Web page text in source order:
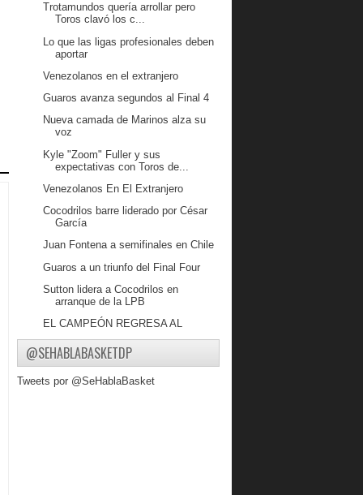
Trotamundos quería arrollar pero
Toros clavó los c...
Lo que las ligas profesionales deben
aportar
Venezolanos en el extranjero
Guaros avanza segundos al Final 4
Nueva camada de Marinos alza su
voz
Kyle "Zoom" Fuller y sus
expectativas con Toros de...
Venezolanos En El Extranjero
Cocodrilos barre liderado por César
García
Juan Fontena a semifinales en Chile
Guaros a un triunfo del Final Four
Sutton lidera a Cocodrilos en
arranque de la LPB
EL CAMPEÓN REGRESA AL
Venezolanos En El Extranjero
Gigantes barre a Marinos en
@SEHABLABASKETDP
Tweets por @SeHablaBasket